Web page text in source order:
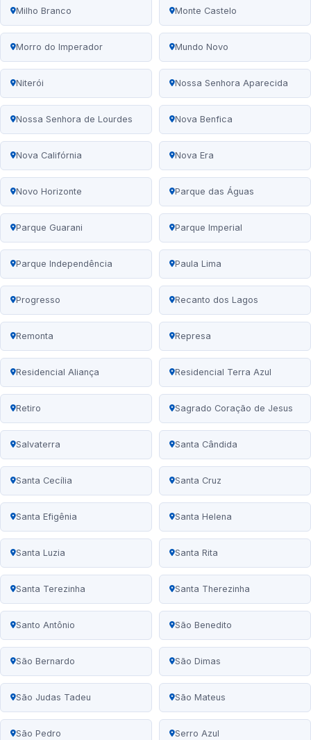
Milho Branco Monte Castelo
Morro do Imperador Mundo Novo
Niterói Nossa Senhora Aparecida
Nossa Senhora de Lourdes Nova Benfica
Nova Califórnia Nova Era
Novo Horizonte Parque das Águas
Parque Guarani Parque Imperial
Parque Independência Paula Lima
Progresso Recanto dos Lagos
Remonta Represa
Residencial Aliança Residencial Terra Azul
Retiro Sagrado Coração de Jesus
Salvaterra Santa Cândida
Santa Cecília Santa Cruz
Santa Efigênia Santa Helena
Santa Luzia Santa Rita
Santa Terezinha Santa Therezinha
Santo Antônio São Benedito
São Bernardo São Dimas
São Judas Tadeu São Mateus
São Pedro Serro Azul